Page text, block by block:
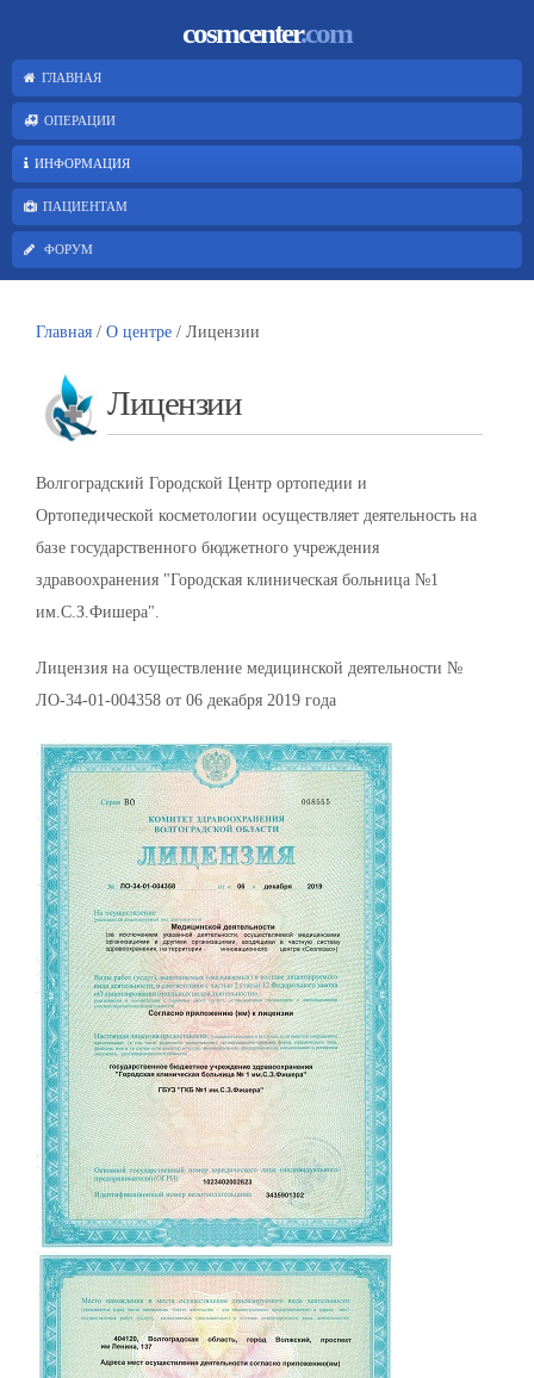
cosmcenter.com
ГЛАВНАЯ
ОПЕРАЦИИ
ИНФОРМАЦИЯ
ПАЦИЕНТАМ
ФОРУМ
Главная / О центре / Лицензии
Лицензии
Волгоградский Городской Центр ортопедии и
Ортопедической косметологии осуществляет деятельность на
базе государственного бюджетного учреждения
здравоохранения "Городская клиническая больница №1
им.С.З.Фишера".
Лицензия на осуществление медицинской деятельности №
ЛО-34-01-004358 от 06 декабря 2019 года